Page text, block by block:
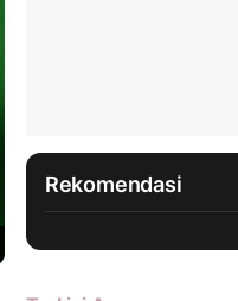
Rekomendasi